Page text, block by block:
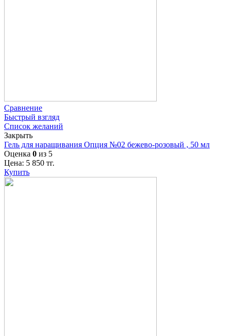
Сравнение
Быстрый взгляд
Список желаний
Закрыть
Гель для наращивания Опция №02 бежево-розовый , 50 мл
Оценка 0 из 5
Цена: 5 850 тг.
Купить